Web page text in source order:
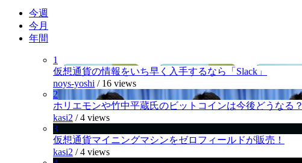
今週
今月
年間
1
仮想通貨の情報をいち早く入手するなら「Slack」
noys-yoshi / 16 views
2
ホリエモンや竹中平蔵氏のビットコインは今後どうなる？
kasi2 /4 views
3
仮想通貨マイニングマシンをゼロフィールドが販売！
kasi2 /4 views